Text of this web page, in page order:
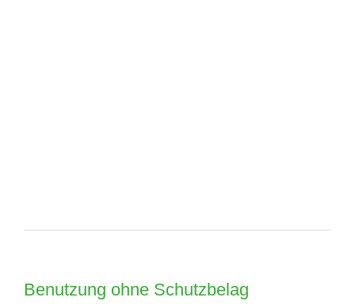
Benutzung ohne Schutzbelag